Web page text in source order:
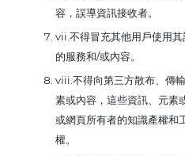
容，誤導資訊接收者。
vii.不得冒充其他用戶使用
的服務和/或內容。
viii.不得向第三方散布、傳
素或內容，這些資訊、元素
或網頁所有者的知識產權和
權。